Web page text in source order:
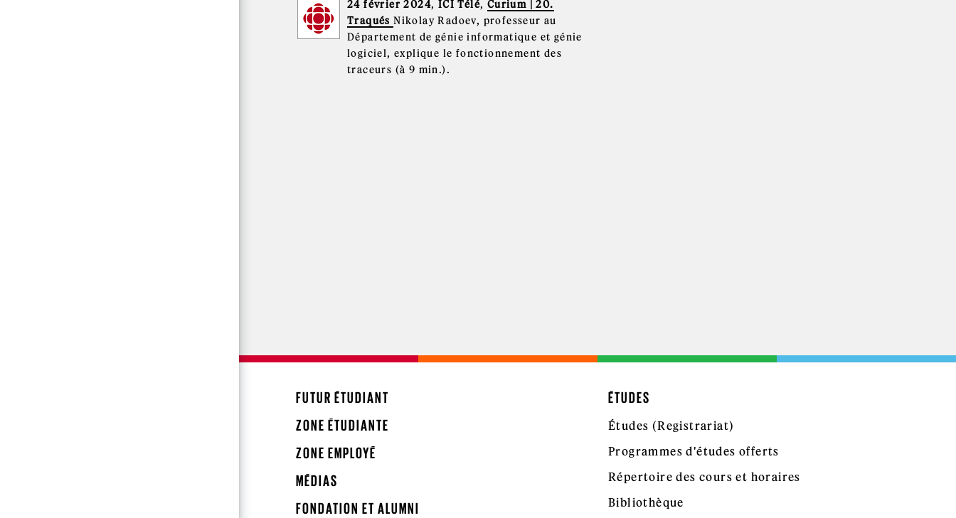
24 février 2024, ICI Télé, Curium | 20.
TraquésNikolay Radoev, professeur au
Département de génie informatique et génie
logiciel, explique le fonctionnement des
traceurs (à 9 min.).
FUTUR ÉTUDIANT
ZONE ÉTUDIANTE
ZONE EMPLOYÉ
MÉDIAS
FONDATION ET ALUMNI
ÉTUDES
Études (Registrariat)
Programmes d'études offerts
Répertoire des cours et horaires
Bibliothèque